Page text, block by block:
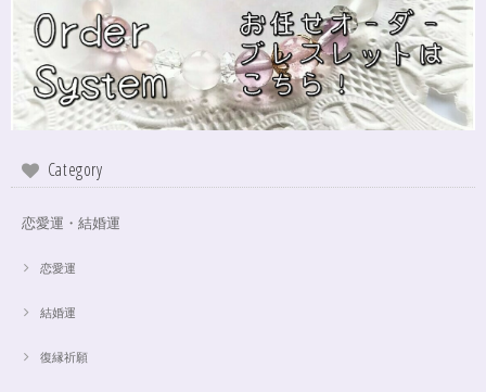
Category
恋愛運・結婚運
恋愛運
結婚運
復縁祈願